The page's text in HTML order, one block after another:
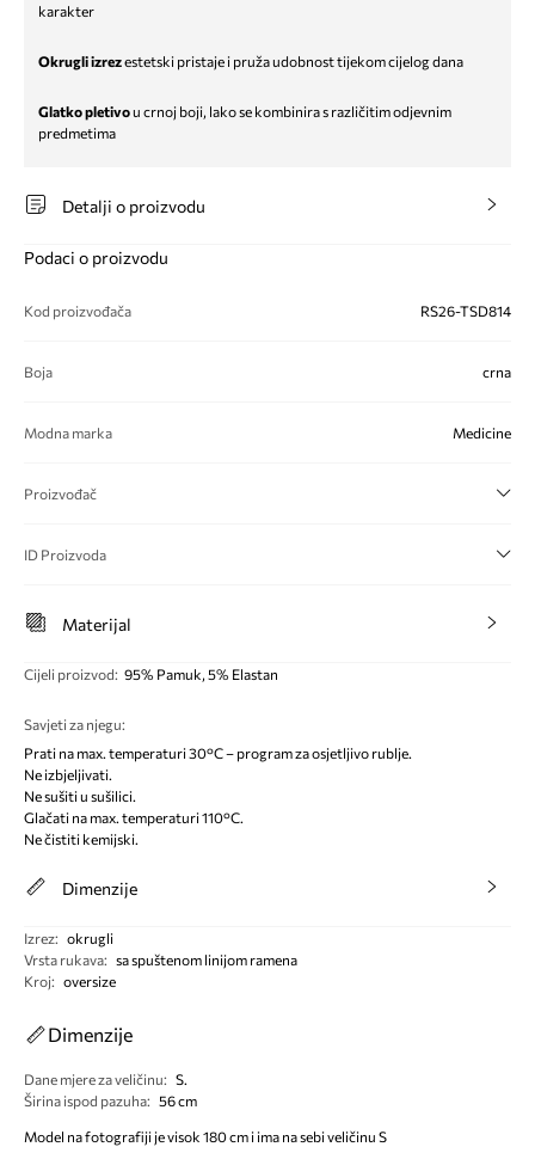
karakter
Okrugli izrezestetski pristaje i pruža udobnost tijekom cijelog dana
Glatko pletivou crnoj boji, lako se kombinira s različitim odjevnim
predmetima
Detalji o proizvodu
Podaci o proizvodu
Kod proizvođača RS26-TSD814
Boja crna
Modna marka Medicine
Proizvođač
ID Proizvoda
Materijal
Cijeli proizvod: 95% Pamuk, 5% Elastan
Savjeti za njegu:
Prati na max. temperaturi 30°C – program za osjetljivo rublje.
Ne izbjeljivati.
Ne sušiti u sušilici.
Glačati na max. temperaturi 110°C.
Ne čistiti kemijski.
Dimenzije
Izrez: okrugli
Vrsta rukava: sa spuštenom linijom ramena
Kroj: oversize
Dimenzije
Dane mjere za veličinu: S.
Širina ispod pazuha: 56 cm
Model na fotografiji je visok 180 cm i ima na sebi veličinu S